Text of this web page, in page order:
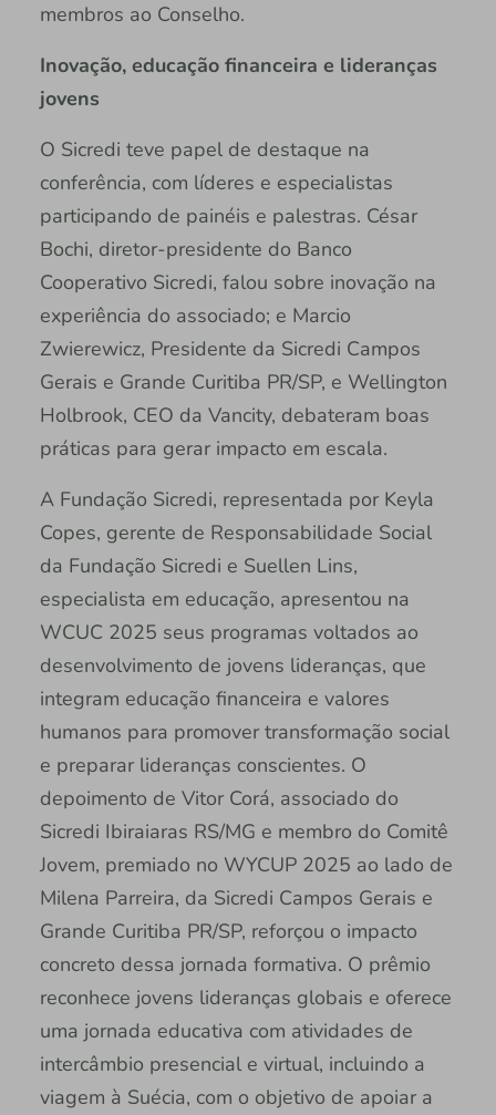
membros ao Conselho.
Inovação, educação financeira e lideranças
jovens
O Sicredi teve papel de destaque na
conferência, com líderes e especialistas
participando de painéis e palestras. César
Bochi, diretor-presidente do Banco
Cooperativo Sicredi, falou sobre inovação na
experiência do associado; e Marcio
Zwierewicz, Presidente da Sicredi Campos
Gerais e Grande Curitiba PR/SP, e Wellington
Holbrook, CEO da Vancity, debateram boas
práticas para gerar impacto em escala.
A Fundação Sicredi, representada por Keyla
Copes, gerente de Responsabilidade Social
da Fundação Sicredi e Suellen Lins,
especialista em educação, apresentou na
WCUC 2025 seus programas voltados ao
desenvolvimento de jovens lideranças, que
integram educação financeira e valores
humanos para promover transformação social
e preparar lideranças conscientes. O
depoimento de Vitor Corá, associado do
Sicredi Ibiraiaras RS/MG e membro do Comitê
Jovem, premiado no WYCUP 2025 ao lado de
Milena Parreira, da Sicredi Campos Gerais e
Grande Curitiba PR/SP, reforçou o impacto
concreto dessa jornada formativa. O prêmio
reconhece jovens lideranças globais e oferece
uma jornada educativa com atividades de
intercâmbio presencial e virtual, incluindo a
viagem à Suécia, com o objetivo de apoiar a